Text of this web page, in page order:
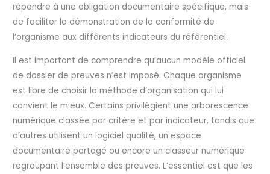
répondre à une obligation documentaire spécifique, mais
de faciliter la démonstration de la conformité de
l’organisme aux différents indicateurs du référentiel.
Il est important de comprendre qu’aucun modèle officiel
de dossier de preuves n’est imposé. Chaque organisme
est libre de choisir la méthode d’organisation qui lui
convient le mieux. Certains privilégient une arborescence
numérique classée par critère et par indicateur, tandis que
d’autres utilisent un logiciel qualité, un espace
documentaire partagé ou encore un classeur numérique
regroupant l’ensemble des preuves. L’essentiel est que les